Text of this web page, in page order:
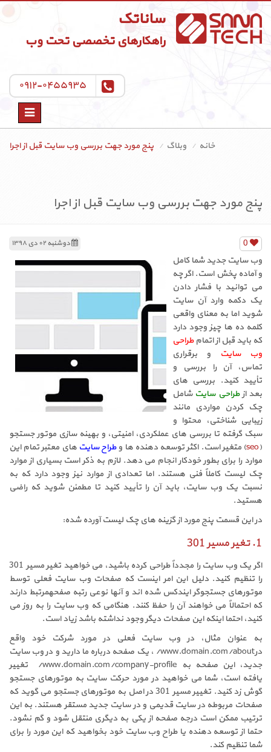
ساناتک
راهکارهای تخصصی تحت وب
۰۹۱۲-۰۴۵۵۹۳۵
Toggle
خانه
وبلاگ پنج مورد جهت بررسی وب سایت قبل از اجرا
پنج مورد جهت بررسی وب سایت قبل از اجرا
دوشنبه ۰۲ دی ۱۳۹۸
0
وب سایت جدید شما کامل
و آماده پخش است. اگر چه
می توانید با فشار دادن
یک دکمه وارد آن سایت
شوید اما به معنای واقعی
کلمه ده ها چیز وجود دارد
که باید قبل از اتمامطراحی
وب سایت
و برقراری
تماس، آن را بررسی و
تأیید کنید. بررسی های
بعد ازطراحی سایت شامل
چک کردن مواردی مانند
زیبایی شناختی، محتوا و
سبک گرفته تا بررسی های عملکردی، امنیتی، و بهینه سازی موتور جستجو
(
seo) متغیر است. اکثر توسعه دهنده ها وطراح سایت های معتبر تمام این
موارد را برای بطور خودکار انجام می دهد. لازم به ذکر است بسیاری از موارد
چک لیست کاملاً فنی هستند. اما تعدادی از موارد نیز وجود دارد که به
نسبت یک وب سایت، باید آن را تأیید کنید تا مطمئن شوید که راضی
هستید.
در این قسمت پنج مورد از گزینه های چک لیست آورده شده:
1. تغیر مسیر 301
اگر یک وب سایت را مجدداً طراحی کرده باشید، می خواهید تغیر مسیر 301
را تنظیم کنید. دلیل این امر اینست که صفحات وب سایت فعلی توسط
موتورهای جستجوگر ایندکس شده اند و آنها نوعی رتبه صفحهمرتبط دارند
که احتمالاً می خواهند آن را حفظ کنند. هنگامی که وب سایت را به روز می
کنید، احتما اینکه این صفحات دیگر وجود نداشته باشد زیاد است.
به عنوان مثال، در وب سایت فعلی در مورد شرکت خود واقع
درwww.domain.com/about/ ، یک صفحه درباره ما دارید و در وب سایت
جدید، این صفحه به www.domain.com/company-profile/ تغییر
یافته است، شما می خواهید در مورد حرکت سایت به موتورهای جستجو
گوش زد کنید. تغییر مسیر 301 در اصل به موتورهای جستجو می گوید که
صفحات مربوطه در سایت قدیمی و در سایت جدید مستقر هستند. به این
ترتیب ممکن است درجه صفحه از یکی به دیگری منتقل شود و گم نشود.
حتما از توسعه دهنده یا طراح وب سایت خود بخواهید که این مورد را برای
شما تنظیم کند.